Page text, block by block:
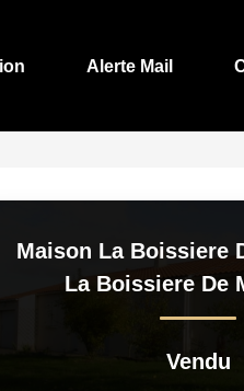
Alerte Mail
Maison La Boissiere
La Boissiere De
Vendu